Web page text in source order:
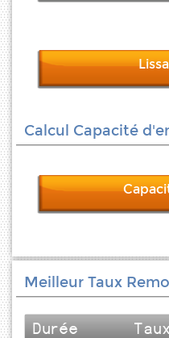
Calcul Capacité
Meilleur Taux
Durée